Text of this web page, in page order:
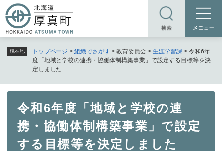
ー
ジ
現在地 トップページ > 組織でさがす > 教育委員会 > 生涯学習課 > 令和6年
度「地域と学校の連携・協働体制構築事業」で設定する目標等を決
定しました
令和6年度「地域と学校の連
携・協働体制構築事業」で設定
する目標等を決定しました